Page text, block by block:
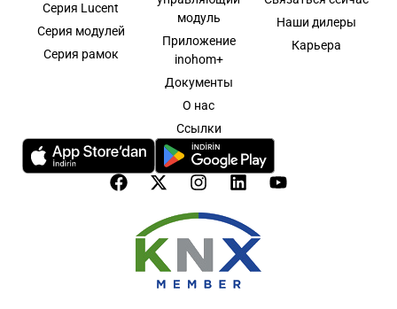
Серия Lucent
Серия модулей
Серия рамок
модуль
Приложение
inohom+
Документы
О нас
Ссылки
Наши дилеры
Карьера